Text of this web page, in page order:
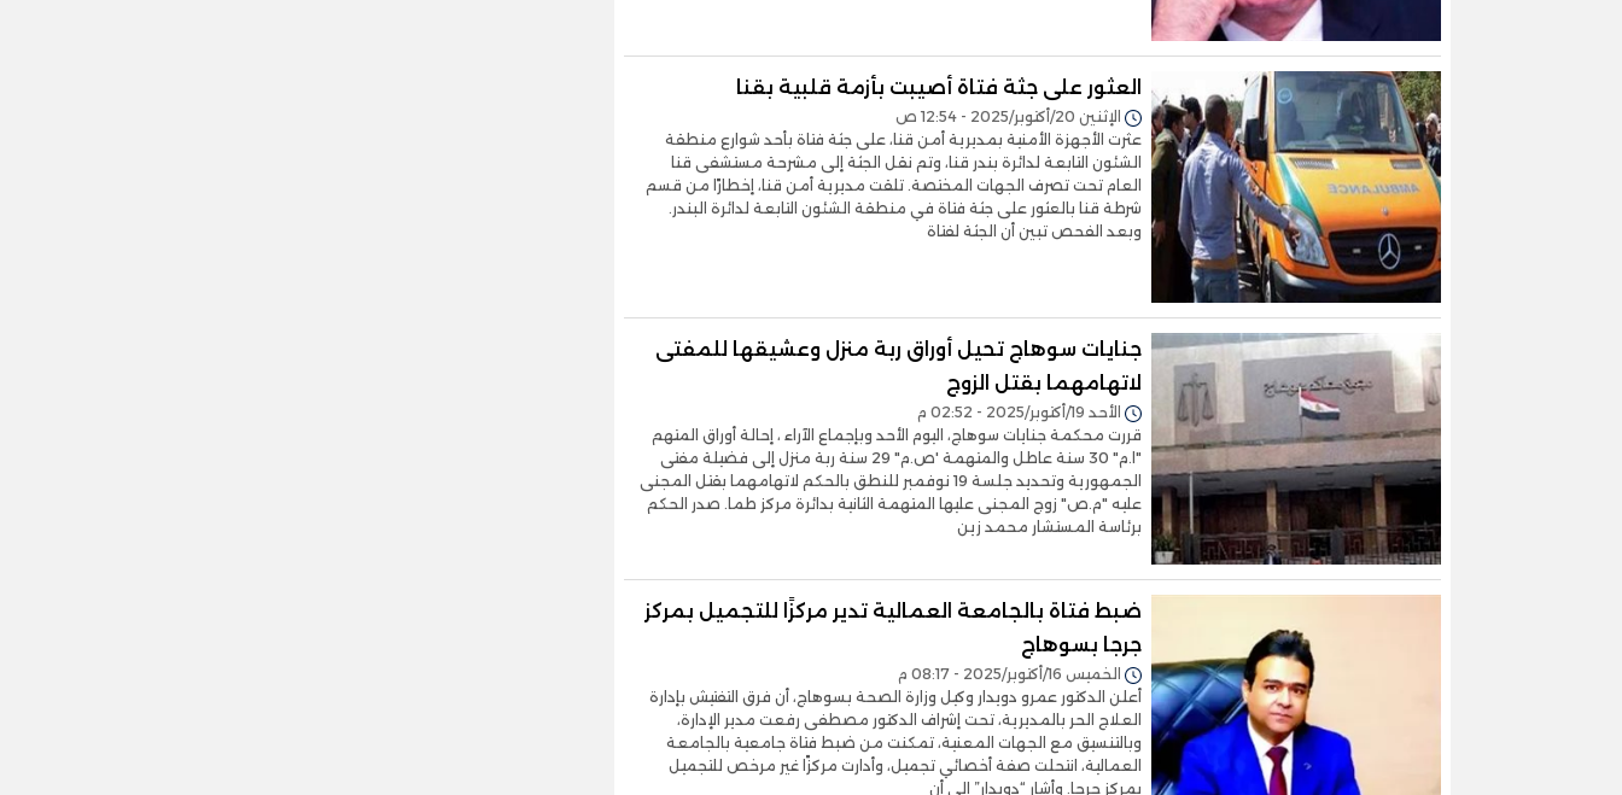
العثور على جثة فتاة أصيبت بأزمة قلبية بقنا
الإثنين 20/أكتوبر/2025 - 12:54 ص
عثرت الأجهزة الأمنية بمديرية أمن قنا، على جثة فتاة بأحد شوارع منطقة
الشئون التابعة لدائرة بندر قنا، وتم نقل الجثة إلى مشرحة مستشفى قنا
العام تحت تصرف الجهات المختصة. تلقت مديرية أمن قنا، إخطارًا من قسم
شرطة قنا بالعثور على جثة فتاة في منطقة الشئون التابعة لدائرة البندر.
وبعد الفحص تبين أن الجثة لفتاة
جنايات سوهاج تحيل أوراق ربة منزل وعشيقها للمفتى
لاتهامهما بقتل الزوج
الأحد 19/أكتوبر/2025 - 02:52 م
قررت محكمة جنايات سوهاج، اليوم الأحد وبإجماع الآراء ، إحالة أوراق المتهم
"ا.م" 30 سنة عاطل والمتهمة 'ص.م" 29 سنة ربة منزل إلى فضيلة مفتى
الجمهورية وتحديد جلسة 19 نوفمبر للنطق بالحكم لاتهامهما بقتل المجنى
عليه "م.ص" زوج المجنى عليها المتهمة الثانية بدائرة مركز طما. صدر الحكم
برئاسة المستشار محمد زين
ضبط فتاة بالجامعة العمالية تدير مركزًا للتجميل بمركز
جرجا بسوهاج
الخميس 16/أكتوبر/2025 - 08:17 م
أعلن الدكتور عمرو دويدار وكيل وزارة الصحة بسوهاج، أن فرق التفتيش بإدارة
العلاج الحر بالمديرية، تحت إشراف الدكتور مصطفى رفعت مدير الإدارة،
وبالتنسيق مع الجهات المعنية، تمكنت من ضبط فتاة جامعية بالجامعة
العمالية، انتحلت صفة أخصائي تجميل، وأدارت مركزًا غير مرخص للتجميل
بمركز جرجا. وأشار “دويدار” إلى أن